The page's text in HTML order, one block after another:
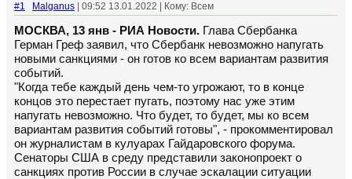
#1 Malganus | 09:52 13.01.2022 | Кому: Всем
МОСКВА, 13 янв - РИА Новости. Глава Сбербанка
Герман Греф заявил, что Сбербанк невозможно напугать
новыми санкциями - он готов ко всем вариантам развития
событий.
"Когда тебе каждый день чем-то угрожают, то в конце
концов это перестает пугать, поэтому нас уже этим
напугать невозможно. Что будет, то будет, мы ко всем
вариантам развития событий готовы", - прокомментировал
он журналистам в кулуарах Гайдаровского форума.
Сенаторы США в среду представили законопроект о
санкциях против России в случае эскалации ситуации